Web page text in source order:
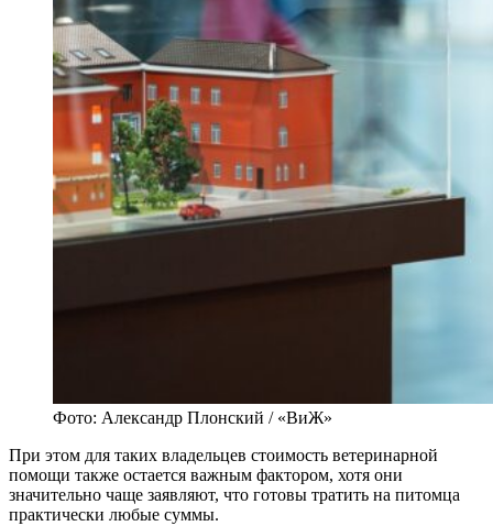
Фото: Александр Плонский / «ВиЖ»
При этом для таких владельцев стоимость ветеринарной
помощи также остается важным фактором, хотя они
значительно чаще заявляют, что готовы тратить на питомца
практически любые суммы.